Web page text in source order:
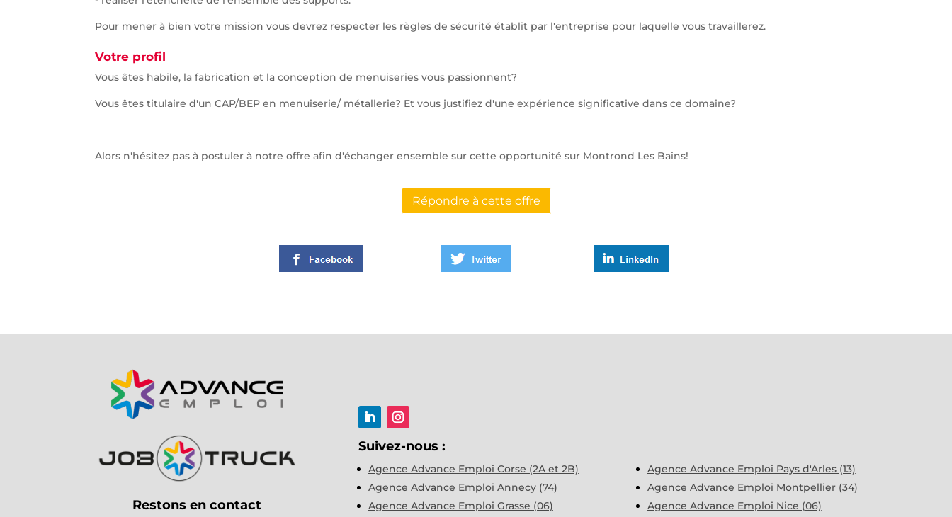
Pour mener à bien votre mission vous devrez respecter les règles de sécurité établit par l'entreprise pour laquelle vous travaillerez.
Votre profil
Vous êtes habile, la fabrication et la conception de menuiseries vous passionnent?
Vous êtes titulaire d'un CAP/BEP en menuiserie/ métallerie? Et vous justifiez d'une expérience significative dans ce domaine?
Alors n'hésitez pas à postuler à notre offre afin d'échanger ensemble sur cette opportunité sur Montrond Les Bains!
Répondre à cette offre
Restons en contact
Suivez-nous :
Agence Advance Emploi Corse (2A et 2B)
Agence Advance Emploi Annecy (74)
Agence Advance Emploi Grasse (06)
Agence Advance Emploi Pays d'Arles (13)
Agence Advance Emploi Montpellier (34)
Agence Advance Emploi Nice (06)